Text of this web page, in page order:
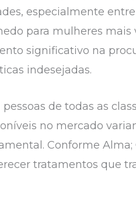
especialmente
para mulheres
significativo na
indesejadas.
de todas as
no mercado
Conforme Alma;
tratamentos que